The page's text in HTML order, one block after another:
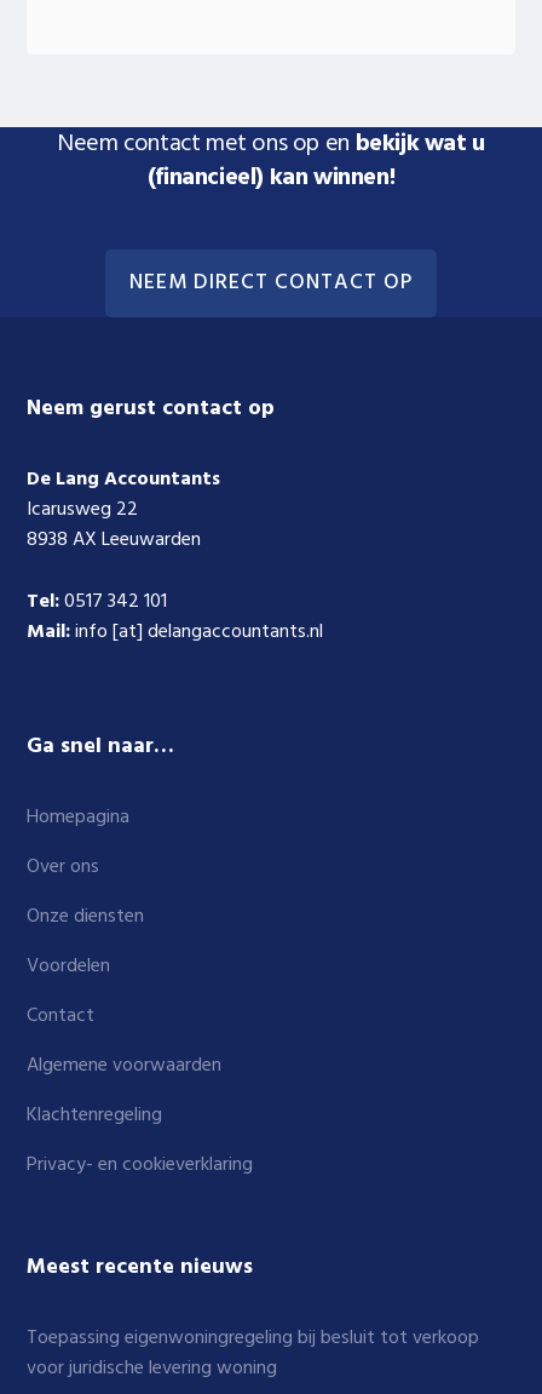
Neem contact met ons op en bekijk wat u
(financieel) kan winnen!
NEEM DIRECT CONTACT OP
Footer
Neem gerust contact op
De Lang Accountants
Icarusweg 22
8938 AX Leeuwarden
Tel:0517 342 101
Mail:info [at] delangaccountants.nl
Ga snel naar…
Homepagina
Over ons
Onze diensten
Voordelen
Contact
Algemene voorwaarden
Klachtenregeling
Privacy- en cookieverklaring
Meest recente nieuws
Toepassing eigenwoningregeling bij besluit tot verkoop
voor juridische levering woning